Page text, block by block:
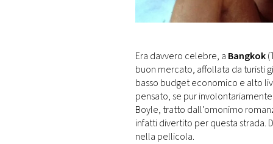
Era davvero celebre, a Bangkok
buon mercato, affollata da turisti
basso budget economico e alto
pensato, se pur
Boyle, tratto dall’omonimo
infatti divertito per questa strada.
nella pellicola.